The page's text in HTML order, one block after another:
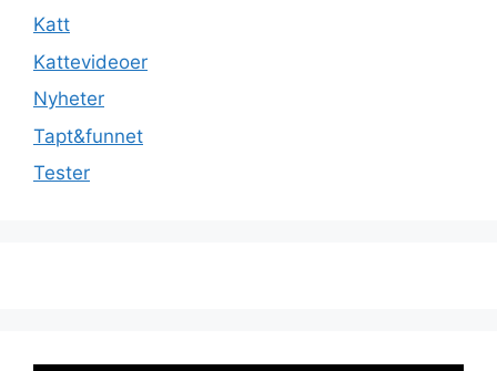
Katt
Kattevideoer
Nyheter
Tapt&funnet
Tester